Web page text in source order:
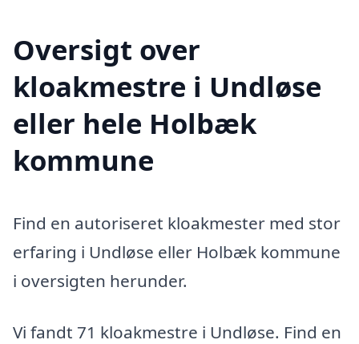
Oversigt over
kloakmestre i Undløse
eller hele Holbæk
kommune
Find en autoriseret kloakmester med stor
erfaring i Undløse eller Holbæk kommune
i oversigten herunder.
Vi fandt 71 kloakmestre i Undløse. Find en